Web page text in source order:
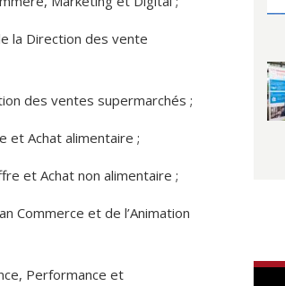
la Direction des vente
des ventes supermarchés ;
et Achat alimentaire ;
et Achat non alimentaire ;
Commerce et de l’Animation
Performance et